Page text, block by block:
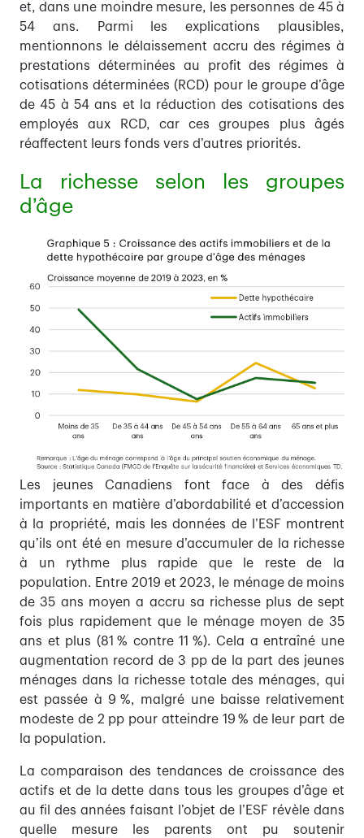
et, dans une moindre mesure, les personnes de 45 à
54 ans. Parmi les explications plausibles,
mentionnons le délaissement accru des régimes à
prestations déterminées au profit des régimes à
cotisations déterminées (RCD) pour le groupe d’âge
de 45 à 54 ans et la réduction des cotisations des
employés aux RCD, car ces groupes plus âgés
réaffectent leurs fonds vers d’autres priorités.
La richesse selon les groupes
d’âge
Les jeunes Canadiens font face à des défis
importants en matière d’abordabilité et d’accession
à la propriété, mais les données de l’ESF montrent
qu’ils ont été en mesure d’accumuler de la richesse
à un rythme plus rapide que le reste de la
population. Entre 2019 et 2023, le ménage de moins
de 35 ans moyen a accru sa richesse plus de sept
fois plus rapidement que le ménage moyen de 35
ans et plus (81 % contre 11 %). Cela a entraîné une
augmentation record de 3 pp de la part des jeunes
ménages dans la richesse totale des ménages, qui
est passée à 9 %, malgré une baisse relativement
modeste de 2 pp pour atteindre 19 % de leur part de
la population.
La comparaison des tendances de croissance des
actifs et de la dette dans tous les groupes d’âge et
au fil des années faisant l’objet de l’ESF révèle dans
quelle mesure les parents ont pu soutenir